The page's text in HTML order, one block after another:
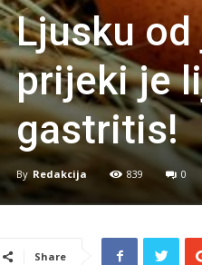
Ljusku
prijeki je
gastritis!
By Redakcija 839 0
Share